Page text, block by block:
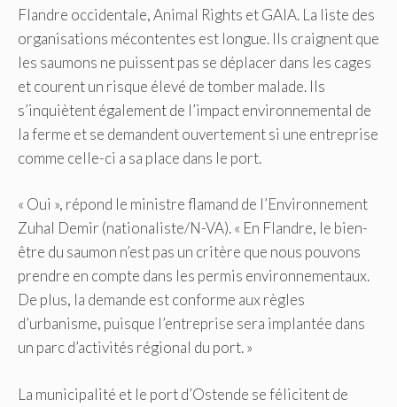
Flandre occidentale, Animal Rights et GAIA. La liste des
organisations mécontentes est longue. Ils craignent que
les saumons ne puissent pas se déplacer dans les cages
et courent un risque élevé de tomber malade. Ils
s’inquiètent également de l’impact environnemental de
la ferme et se demandent ouvertement si une entreprise
comme celle-ci a sa place dans le port.
« Oui », répond le ministre flamand de l’Environnement
Zuhal Demir (nationaliste/N-VA). « En Flandre, le bien-
être du saumon n’est pas un critère que nous pouvons
prendre en compte dans les permis environnementaux.
De plus, la demande est conforme aux règles
d’urbanisme, puisque l’entreprise sera implantée dans
un parc d’activités régional du port. »
La municipalité et le port d’Ostende se félicitent de